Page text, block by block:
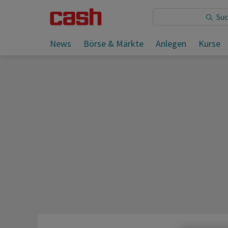
News Börse & Märkte Anlegen Kurse
Sie lesen: